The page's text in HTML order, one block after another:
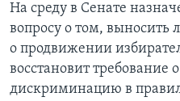
На среду в Сенате
вопросу о том, выносить
о продвижении
восстановит требование
дискриминацию в